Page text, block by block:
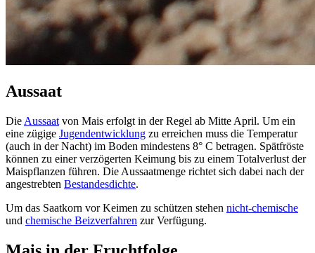
Aussaat
Die Aussaat von Mais erfolgt in der Regel ab Mitte April. Um ein
eine zügige Jugendentwicklung zu erreichen muss die Temperatur
(auch in der Nacht) im Boden mindestens 8° C betragen. Spätfröste
können zu einer verzögerten Keimung bis zu einem Totalverlust der
Maispflanzen führen. Die Aussaatmenge richtet sich dabei nach der
angestrebten Bestandesdichte.
Um das Saatkorn vor Keimen zu schützen stehen nicht-chemische
und chemische Beizverfahren zur Verfügung.